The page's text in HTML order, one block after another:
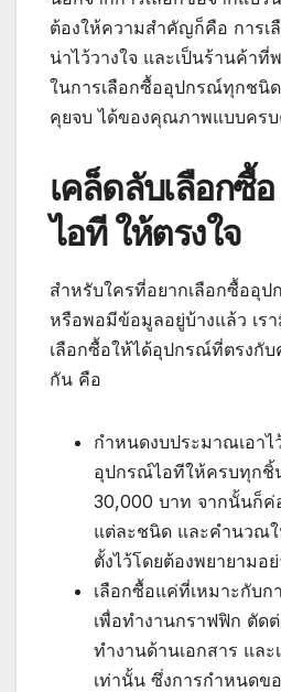
ต้องให้ความสำคัญก็คือ การเ
น่าไว้วางใจ และเป็นร้านค้า
ในการเลือกซื้ออุปกรณ์ทุกชนิด
คุยจบ ได้ของคุณภาพแบบครบ
เคล็ดลับเลือกซื้
ไอที ให้ตรงใจ
สำหรับใครที่อยากเลือกซื้ออุป
หรือพอมีข้อมูลอยู่บ้างแล้ว เร
เลือกซื้อให้ได้อุปกรณ์ที่ตรงกั
กัน คือ
กำหนดงบประมาณเอาไ
อุปกรณ์ไอทีให้ครบทุกชิ้
30,000 บาท จากนั้นก็ค่
แต่ละชนิด และคำนวณ
ตั้งไว้โดยต้องพยายามอ
เลือกซื้อแค่ที่เหมาะกับก
เพื่อทำงานกราฟฟิก ตัด
ทำงานด้านเอกสาร และ
เท่านั้น ซึ่งการกำหนดข